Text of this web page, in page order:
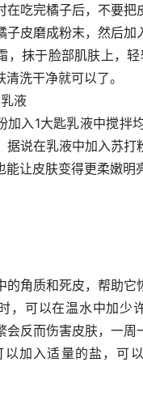
在吃完橘子后，不要把
皮磨成粉末，然后加
，抹于脸部肌肤上，轻
洗干净就可以了。
液
加入1大匙乳液中搅拌
据说在乳液中加入苏打
让皮肤变得更柔嫩明
的角质和死皮，帮助它
，可以在温水中加少
会反而伤害皮肤，一周
加入适量的盐，可